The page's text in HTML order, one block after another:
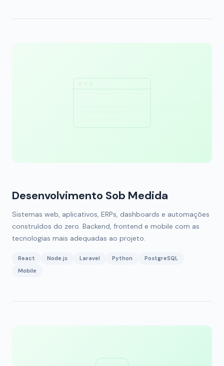
Desenvolvimento Sob Medida
Sistemas web, aplicativos, ERPs, dashboards e automações
construídos do zero. Backend, frontend e mobile com as
tecnologias mais adequadas ao projeto.
React Node.js Laravel Python
PostgreSQL
Mobile